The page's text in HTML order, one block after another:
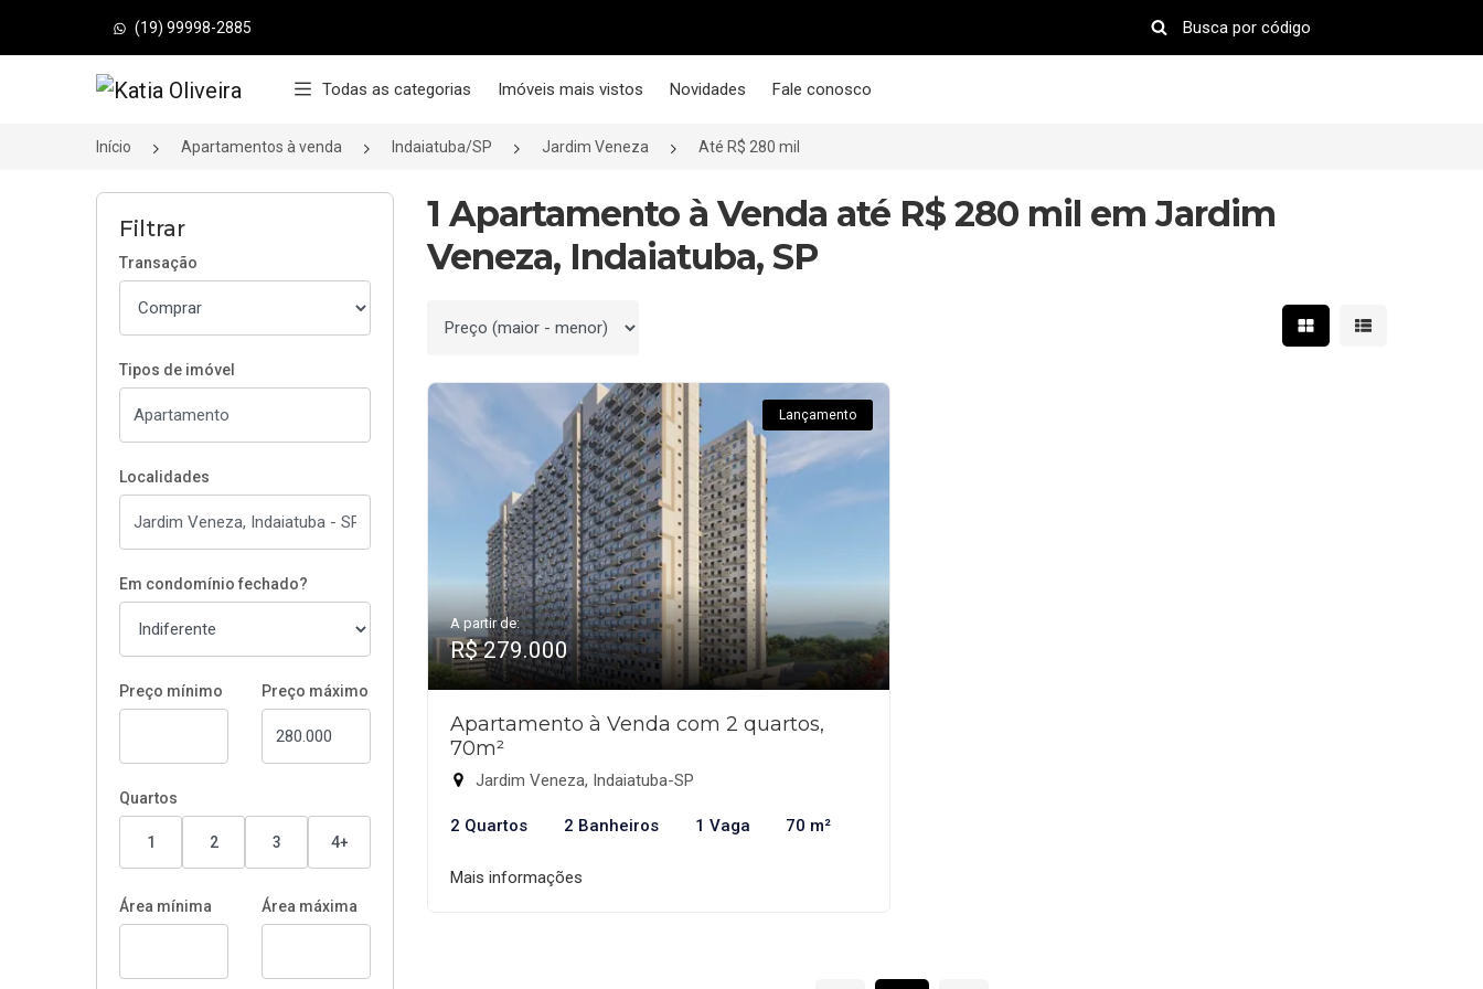
(19) 99998-2885
Página inicial Todas as categorias Imóveis mais vistos Novidades Fale conosco
Início Apartamentos à venda Indaiatuba/SP Jardim Veneza Até R$ 280 mil
Filtrar
Transação
Tipos de imóvel
Localidades
Em condomínio fechado?
Preço mínimo Preço máximo
Quartos
1 2 3 4+
Área mínima Área máxima
1 Apartamento à Venda até R$ 280 mil em Jardim
Veneza, Indaiatuba, SP
Ordenar por Mostrar resultados em
Mostrar
Lançamento
A partir de:
R$ 279.000
Apartamento à Venda com 2 quartos,
70m²
Jardim Veneza, Indaiatuba-SP
2 Quartos 2 Banheiros 1 Vaga 70 m²
Mais informações